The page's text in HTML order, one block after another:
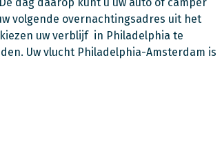
volgende overnachtingsadres uit het
uw verblijf in Philadelphia te
Uw vlucht Philadelphia-Amsterdam is